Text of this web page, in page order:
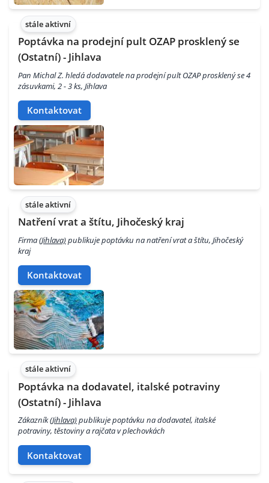
stále aktivní
Poptávka na prodejní pult OZAP prosklený se
(Ostatní) - Jihlava
Pan Michal Z. hledá dodavatele na prodejní pult OZAP prosklený se 4
zásuvkami, 2 - 3 ks, Jihlava
Kontaktovat
stále aktivní
Natření vrat a štítu, Jihočeský kraj
Firma(Jihlava)publikuje poptávku na natření vrat a štítu, Jihočeský
kraj
Kontaktovat
stále aktivní
Poptávka na dodavatel, italské potraviny
(Ostatní) - Jihlava
Zákazník(Jihlava)publikuje poptávku na dodavatel, italské
potraviny, těstoviny a rajčata v plechovkách
Kontaktovat